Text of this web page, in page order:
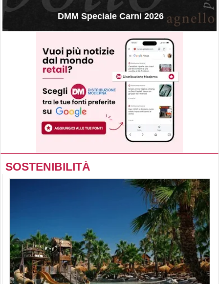
DMM Speciale Carni 2026
SOSTENIBILITÀ